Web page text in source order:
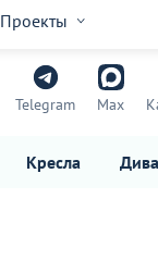
Проекты
Telegram Max
Кресла